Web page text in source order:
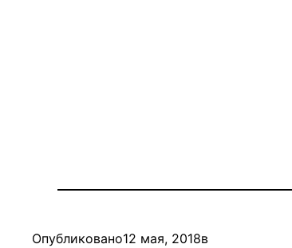
Опубликовано12 мая, 2018в